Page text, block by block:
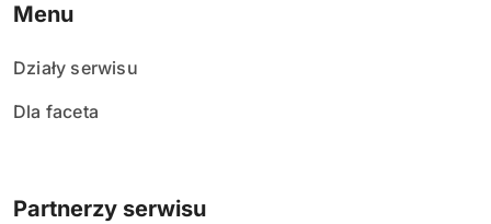
Menu
Działy serwisu
Dla faceta
Partnerzy serwisu